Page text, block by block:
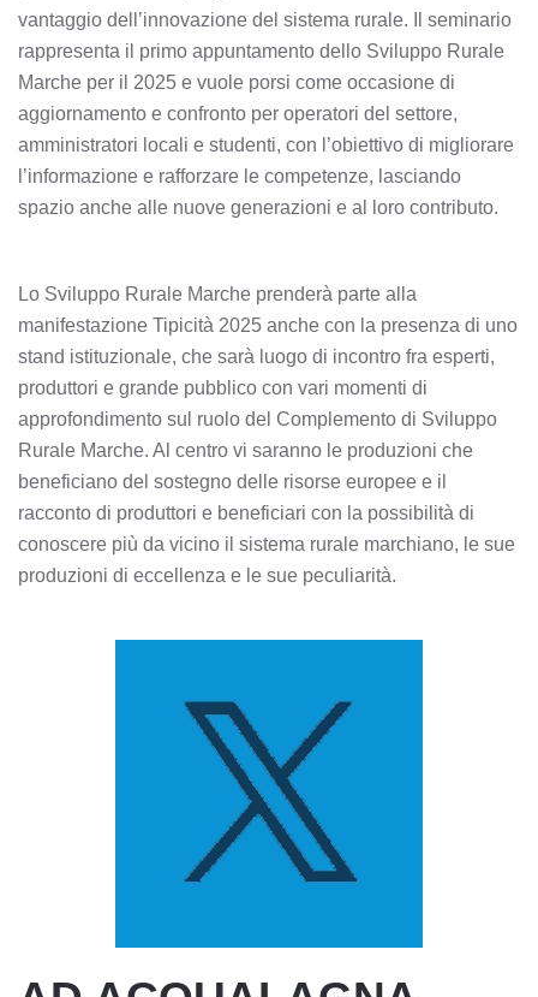
vantaggio dell’innovazione del sistema rurale. Il seminario
rappresenta il primo appuntamento dello Sviluppo Rurale
Marche per il 2025 e vuole porsi come occasione di
aggiornamento e confronto per operatori del settore,
amministratori locali e studenti, con l’obiettivo di migliorare
l’informazione e rafforzare le competenze, lasciando
spazio anche alle nuove generazioni e al loro contributo.
Lo Sviluppo Rurale Marche prenderà parte alla
manifestazione Tipicità 2025 anche con la presenza di uno
stand istituzionale, che sarà luogo di incontro fra esperti,
produttori e grande pubblico con vari momenti di
approfondimento sul ruolo del Complemento di Sviluppo
Rurale Marche. Al centro vi saranno le produzioni che
beneficiano del sostegno delle risorse europee e il
racconto di produttori e beneficiari con la possibilità di
conoscere più da vicino il sistema rurale marchiano, le sue
produzioni di eccellenza e le sue peculiarità.